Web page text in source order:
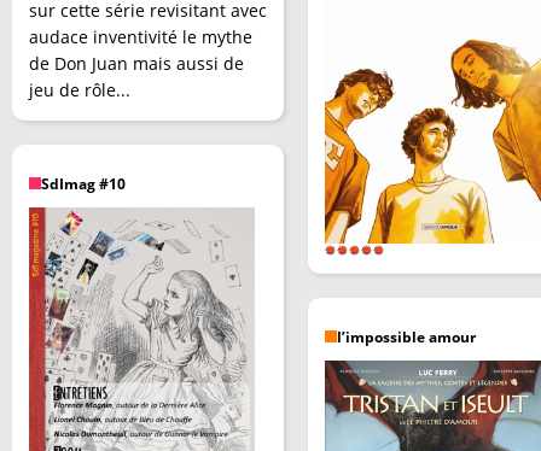
sur cette série revisitant avec
audace inventivité le mythe
de Don Juan mais aussi de
jeu de rôle...
SdImag #10
l’impossible amour